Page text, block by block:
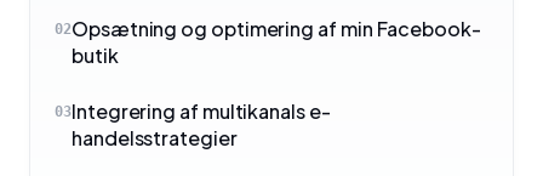
02Opsætning og optimering af min Facebook-
butik
03Integrering af multikanals e-
handelsstrategier